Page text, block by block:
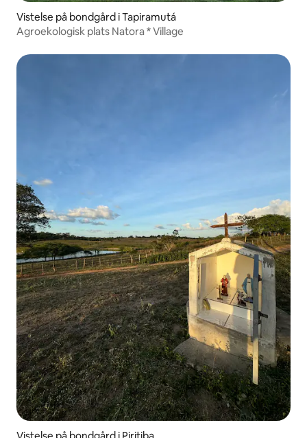
Vistelse på bondgård i Tapiramutá
Agroekologisk plats Natora * Village
Vistelse på bondgård i Piritiba